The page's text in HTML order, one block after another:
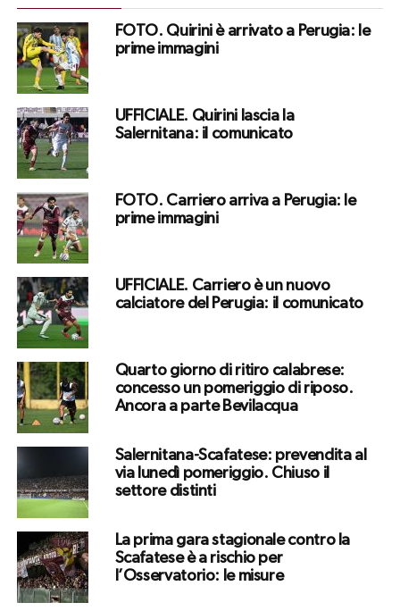
FOTO. Quirini è arrivato a Perugia: le
prime immagini
UFFICIALE. Quirini lascia la
Salernitana: il comunicato
FOTO. Carriero arriva a Perugia: le
prime immagini
UFFICIALE. Carriero è un nuovo
calciatore del Perugia: il comunicato
Quarto giorno di ritiro calabrese:
concesso un pomeriggio di riposo.
Ancora a parte Bevilacqua
Salernitana-Scafatese: prevendita al
via lunedì pomeriggio. Chiuso il
settore distinti
La prima gara stagionale contro la
Scafatese è a rischio per
l’Osservatorio: le misure